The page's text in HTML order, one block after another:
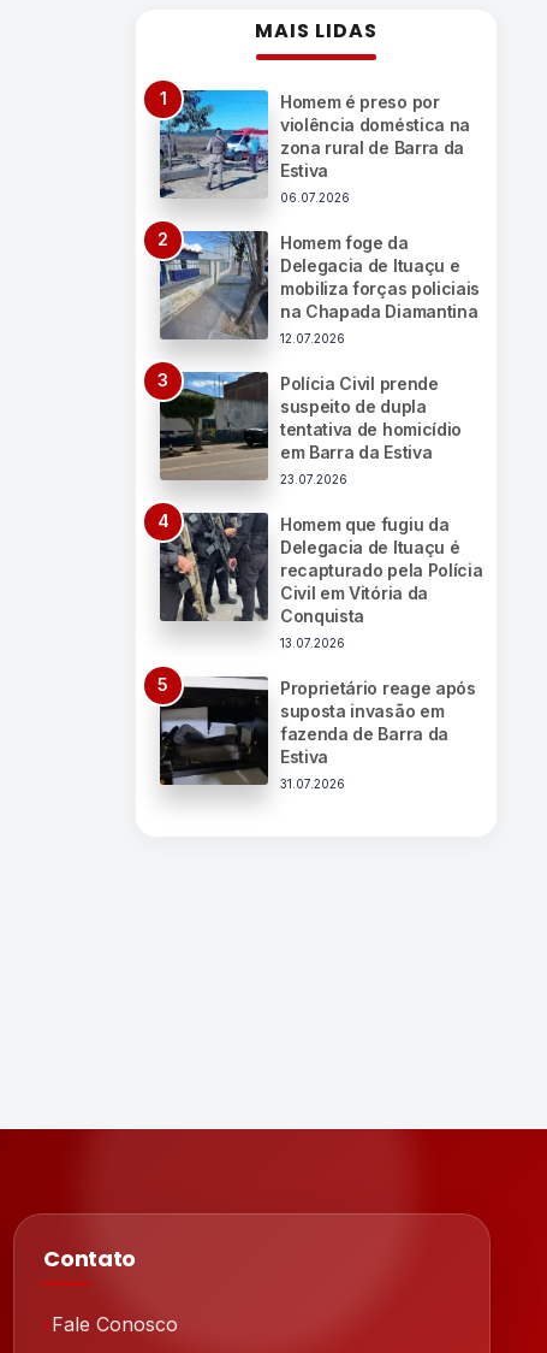
MAIS LIDAS
Homem é preso por
violência doméstica na
zona rural de Barra da
Estiva
06.07.2026
Homem foge da
Delegacia de Ituaçu e
mobiliza forças policiais
na Chapada Diamantina
12.07.2026
Polícia Civil prende
suspeito de dupla
tentativa de homicídio
em Barra da Estiva
23.07.2026
Homem que fugiu da
Delegacia de Ituaçu é
recapturado pela Polícia
Civil em Vitória da
Conquista
13.07.2026
Proprietário reage após
suposta invasão em
fazenda de Barra da
Estiva
31.07.2026
Contato
Fale Conosco